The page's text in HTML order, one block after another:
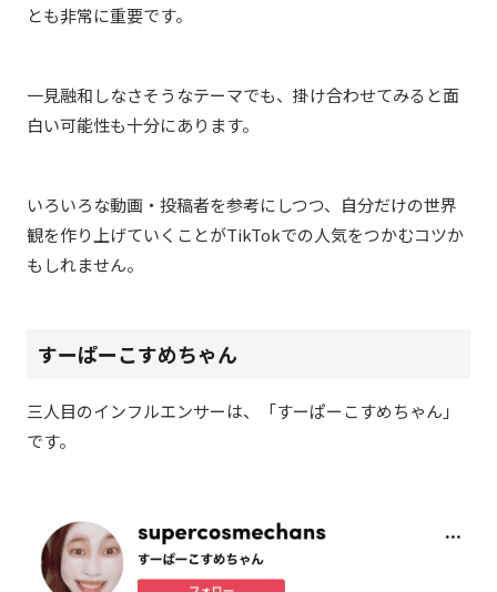
とも非常に重要です。
一見融和しなさそうなテーマでも、掛け合わせてみると面
白い可能性も十分にあります。
いろいろな動画・投稿者を参考にしつつ、自分だけの世界
観を作り上げていくことがTikTokでの人気をつかむコツか
もしれません。
すーぱーこすめちゃん
三人目のインフルエンサーは、「すーぱーこすめちゃん」
です。